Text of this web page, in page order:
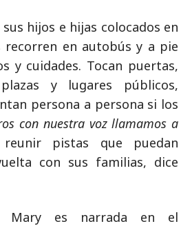
hijos e hijas colocados en
recorren en autobús y a pie
y cuidades. Tocan puertas,
y lugares públicos,
persona a persona si los
con nuestra voz llamamos a
pistas que puedan
con sus familias, dice
Mary es narrada en el